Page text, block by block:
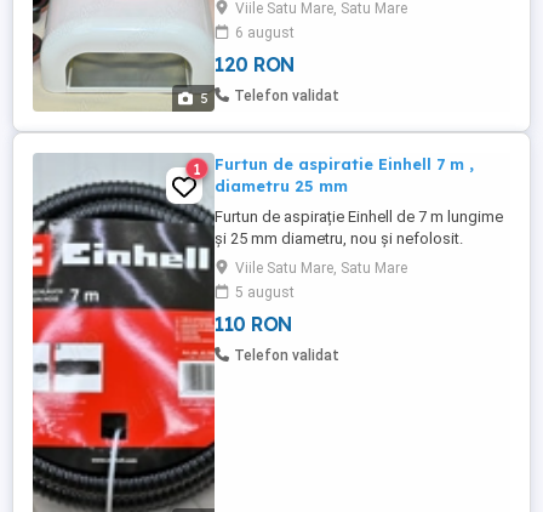
5
+ cadouri ce se vede in poze . Utilizata de
cateva ori, dar in stare foarte buna e ca
nou cum se vede si in poze. ( Poze
recente 2025 ) . Lampa are suportul
Viile Satu Mare, Satu Mare
6 august
120 RON
Telefon validat
1
Furtun de aspiratie Einhell 7 m ,
diametru 25 mm
Furtun de aspirație Einhell de 7 m lungime
și 25 mm diametru, nou și nefolosit.
Accesoriu util pentru diverse aplicații de
aspirare și vidare. Pret : 110 Ron Buc Poze
recente . Furtun de aspiratie foarte stabil
cu un diametru de 25 mm Lungime: 7 m
Conexiune 42 mm (1 1 4 inch) IT Inclusiv
Viile Satu Mare, Satu Mare
5 august
110 RON
Telefon validat